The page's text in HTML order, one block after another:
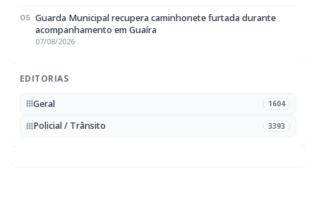
05 Guarda Municipal recupera caminhonete furtada durante
acompanhamento em Guaíra
07/08/2026
EDITORIAS
Geral 1604
Policial / Trânsito 3393